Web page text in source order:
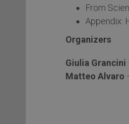
From
Appendix:
Organizers
Giulia Grancini
Matteo Alvaro